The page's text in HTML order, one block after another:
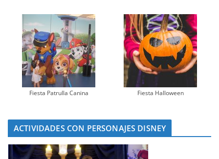
Fiesta Patrulla Canina Fiesta Halloween
ACTIVIDADES CON PERSONAJES DISNEY